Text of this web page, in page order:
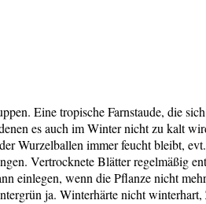
Eine tropische Farnstaude, die
es auch im Winter nicht zu kalt
Wurzelballen immer feucht bleibt,
Vertrocknete Blätter regelmäßig
einlegen, wenn die Pflanze nicht
ja. Winterhärte nicht